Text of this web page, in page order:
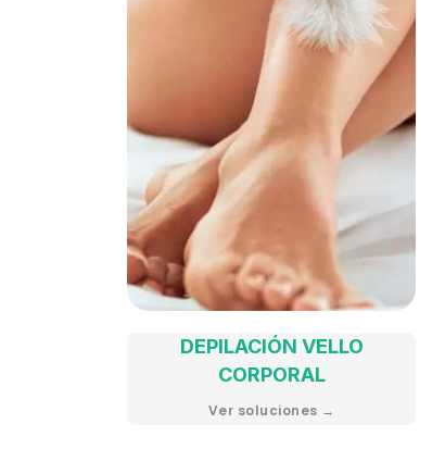
DEPILACIÓN VELLO
CORPORAL
Ver soluciones →